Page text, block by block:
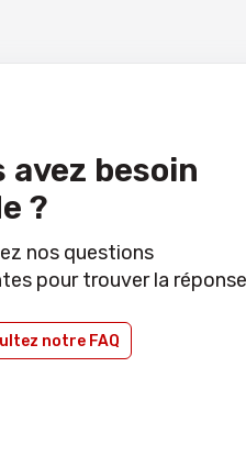
avez besoin
?
nos questions
pour trouver la
notre FAQ